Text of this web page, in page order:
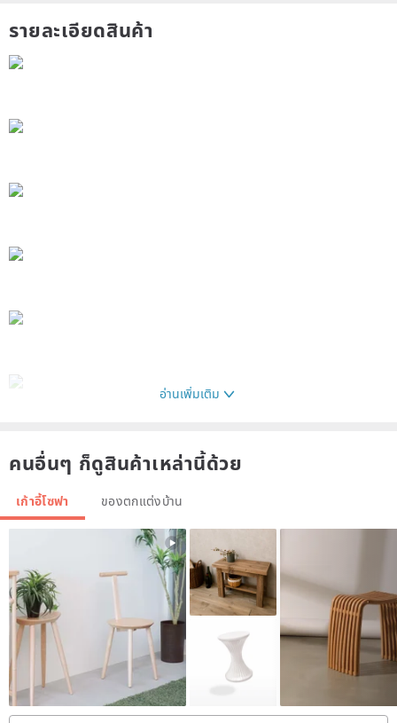
รายละเอียดสินค้า
อ่านเพิ่มเติม
คนอื่นๆ ก็ดูสินค้าเหล่านี้ด้วย
เก้าอี้โซฟา ของตกแต่งบ้าน